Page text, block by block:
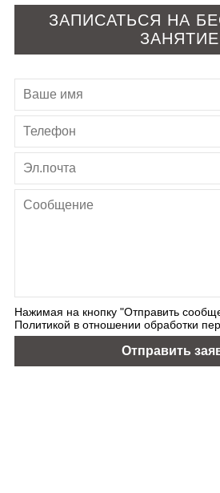
ЗАПИСАТЬСЯ НА
ЗАНЯТИЕ
Нажимая на кнопку "Отправить
Политикой в отношении обработки